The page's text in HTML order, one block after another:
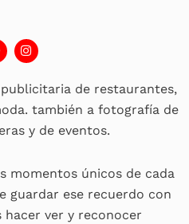
I
n
a
r
a
m
de restaurantes,
también a fotografía de
y de eventos.
momentos únicos de cada
guardar ese recuerdo con
ver y reconocer